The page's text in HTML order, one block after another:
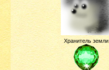
Хранитель земли